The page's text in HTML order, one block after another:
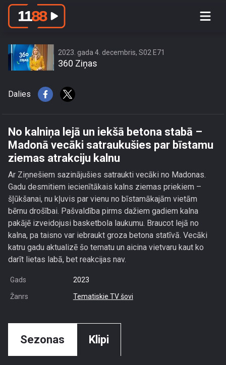
No kalniņa lejā un iekšā betona stabā
bīstamu ziemas atrakciju kalnu
2023. gada 4. decembris, S02 E71
360 Ziņas
Dalies
No kalniņa lejā un iekšā betona stabā –
Madonā vecāki satraukušies par bīstamu
ziemas atrakciju kalnu
Ar Ziņnešiem sazinājušies satraukti vecāki no Madonas.
Gadu desmitiem iecienītākais kalns ziemas priekiem –
šļūkšanai, nu kļuvis par vienu no bīstamākajām vietām
bērnu drošībai. Pašvaldība pirms dažiem gadiem kalna
pakājē izveidojusi basketbola laukumu. Braucot lejā no
kalna, pa taisno var iebraukt groza betona statīvā. Vecāki
katru gadu aktualizē šo tematu un aicina vietvaru kaut ko
darīt lietas labā, bet reakcijas nav.
Gads 2023
Žanrs Tematiskie TV šovi
Sezonas Klipi